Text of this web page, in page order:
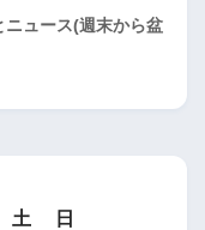
ュース(週末から盆
土
日